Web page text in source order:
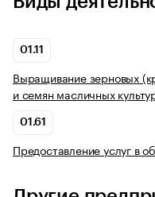
01.11
Выращивание зерновых
и семян масличных
01.61
Предоставление услуг в